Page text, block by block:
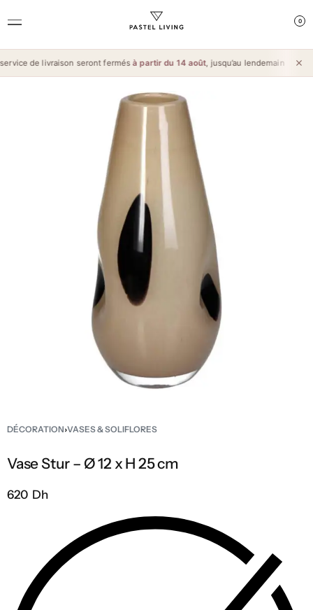
0
de livraison seront fermésà partir du 14 août, jusqu’au lendemain de l’ Aïd
DÉCORATION›VASES & SOLIFLORES
Vase Stur – Ø 12 x H 25 cm
620 Dh